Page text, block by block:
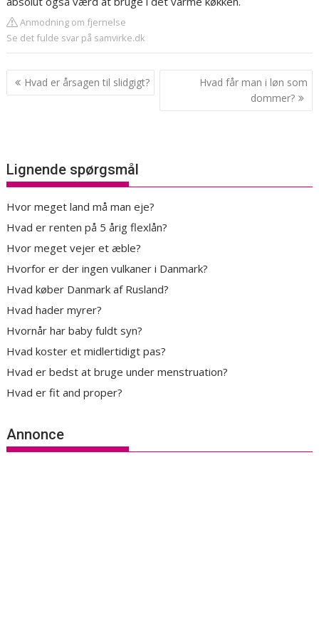
Anmodning om fjernelse
Se det fulde svar på samvirke.dk
Indlægsnavigation
Hvad er årsagen til slidgigt?
Hvad får man i løn som
dommer?
Lignende spørgsmål
Hvor meget land må man eje?
Hvad er renten på 5 årig flexlån?
Hvor meget vejer et æble?
Hvorfor er der ingen vulkaner i Danmark?
Hvad køber Danmark af Rusland?
Hvad hader myrer?
Hvornår har baby fuldt syn?
Hvad koster et midlertidigt pas?
Hvad er bedst at bruge under menstruation?
Hvad er fit and proper?
Annonce